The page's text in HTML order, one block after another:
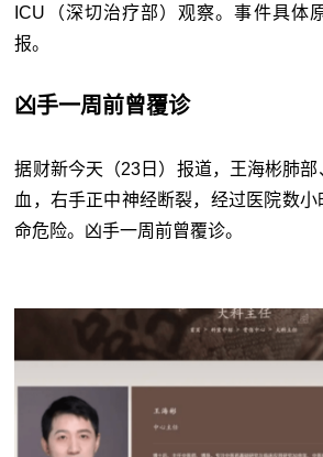
ICU（深切治疗部）观察。事件具体
报。
凶手一周前曾覆诊
据财新今天（23日）报道，王海彬肺
血，右手正中神经断裂，经过医院数
命危险。凶手一周前曾覆诊。